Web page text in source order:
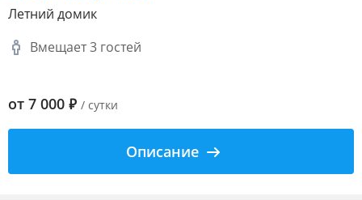
Летний домик
Вмещает 3 гостей
от 7 000 ₽ / сутки
Описание